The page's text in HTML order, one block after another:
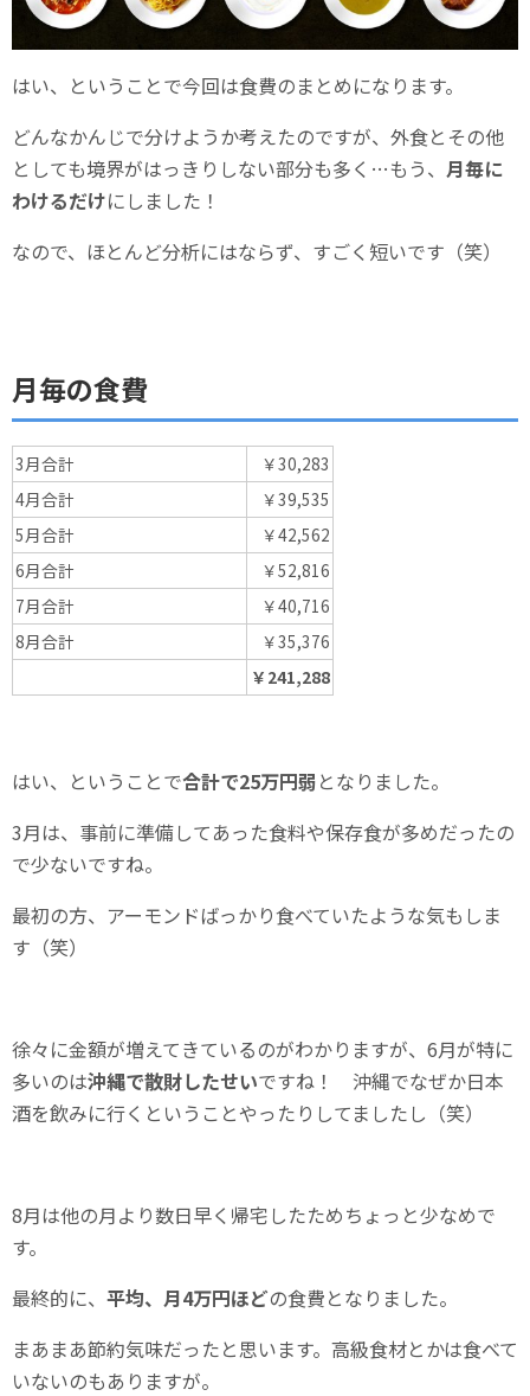
はい、ということで今回は食費のまとめになります。
どんなかんじで分けようか考えたのですが、外食とその他
としても境界がはっきりしない部分も多く…もう、 月毎に
わけるだけにしました！
なので、ほとんど分析にはならず、すごく短いです（笑）
月毎の食費
3月合計
￥30,283
4月合計
￥39,535
5月合計
￥42,562
6月合計
￥52,816
7月合計
￥40,716
8月合計
￥35,376
￥241,288
はい、ということで合計で25万円弱となりました。
3月は、事前に準備してあった食料や保存食が多めだったの
で少ないですね。
最初の方、アーモンドばっかり食べていたような気もしま
す（笑）
徐々に金額が増えてきているのがわかりますが、6月が特に
多いのは沖縄で散財したせいですね！ 沖縄でなぜか日本
酒を飲みに行くということやったりしてましたし（笑）
8月は他の月より数日早く帰宅したためちょっと少なめで
す。
最終的に、 平均、月4万円ほどの食費となりました。
まあまあ節約気味だったと思います。高級食材とかは食べて
いないのもありますが。